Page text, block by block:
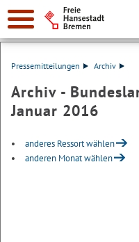
Suche:
Pressemitteilungen Archiv
Archiv -
Januar 2016
anderes Ressort wählen
anderen Monat wählen